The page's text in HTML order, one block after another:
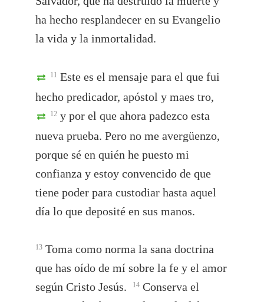
ha hecho resplandecer en su Evangelio
la vida y la inmortalidad.
11 Este es el mensaje para el que fui
hecho predicador, apóstol y maes tro,
12 y por el que ahora padezco esta
nueva prueba. Pero no me avergüenzo,
porque sé en quién he puesto mi
confianza y estoy convencido de que
tiene poder para custodiar hasta aquel
día lo que deposité en sus manos.
13 Toma como norma la sana doctrina
que has oído de mí sobre la fe y el amor
según Cristo Jesús.
14 Conserva el